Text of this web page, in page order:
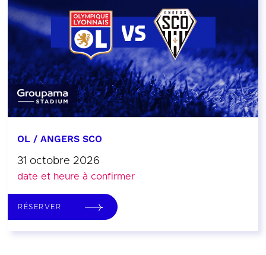
OL / ANGERS SCO
31 octobre 2026
date et heure à confirmer
RÉSERVER